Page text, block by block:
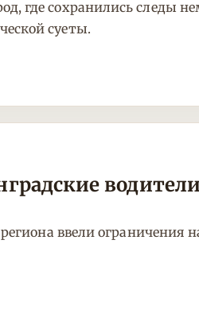
где сохранились следы
суеты.
ввели ограничения